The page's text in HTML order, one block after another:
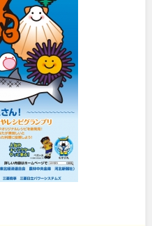
福井
キャンプ場
ふわふわドーム
ゲートボール
ライトアップ
イベント
探す